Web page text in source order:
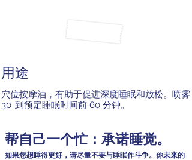
用途
穴位按摩油，有助于促进深度睡眠和放松。喷雾
30 到预定睡眠时间前 60 分钟。
帮自己一个忙：承诺睡觉。
如果您想睡得更好，请尽量不要与睡眠作斗争。你未来的